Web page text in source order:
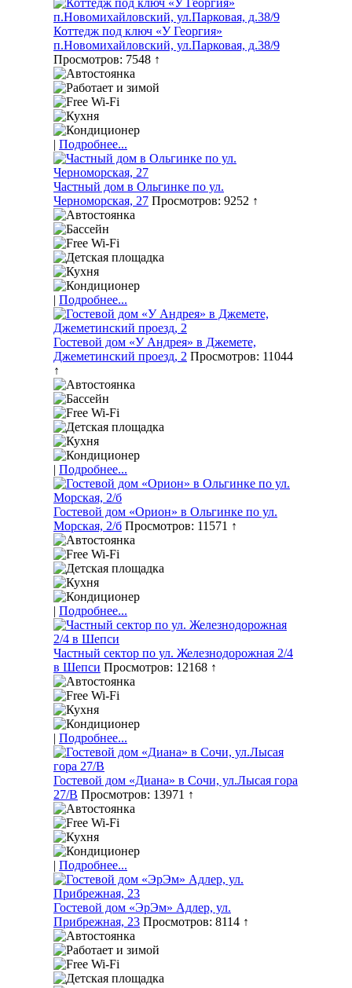
Коттедж под ключ «У Георгия»
п.Новомихайловский, ул.Парковая, д.38/9
Просмотров: 7548 ↑
| Подробнее...
Частный дом в Ольгинке по ул.
Черноморская, 27 Просмотров: 9252 ↑
| Подробнее...
Гостевой дом «У Андрея» в Джемете,
Джеметинский проезд, 2 Просмотров: 11044
↑
| Подробнее...
Гостевой дом «Орион» в Ольгинке по ул.
Морская, 2/б Просмотров: 11571 ↑
| Подробнее...
Частный сектор по ул. Железнодорожная 2/4
в Шепси Просмотров: 12168 ↑
| Подробнее...
Гостевой дом «Диана» в Сочи, ул.Лысая гора
27/В Просмотров: 13971 ↑
| Подробнее...
Гостевой дом «ЭрЭм» Адлер, ул.
Прибрежная, 23 Просмотров: 8114 ↑